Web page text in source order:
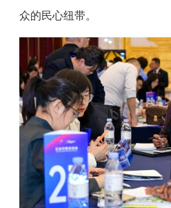
众的民心纽带。